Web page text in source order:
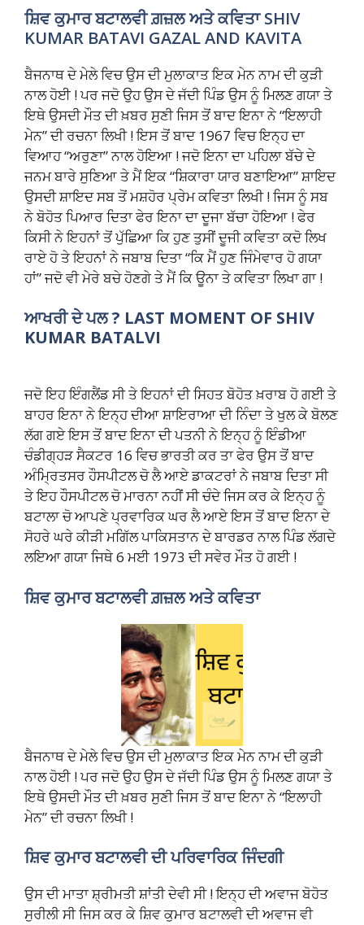
ਸ਼ਿਵ ਕੁਮਾਰ ਬਟਾਲਵੀ ਗ਼ਜ਼ਲ ਅਤੇ ਕਵਿਤਾSHIV
KUMAR BATAVI GAZAL AND KAVITA
ਬੈਜਨਾਥ ਦੇ ਮੇਲੇ ਵਿਚ ਉਸ ਦੀ ਮੁਲਾਕਾਤ ਇਕ ਮੇਨ ਨਾਮ ਦੀ ਕੁੜੀ
ਨਾਲ ਹੋਈ ! ਪਰ ਜਦੋ ਉਹ ਉਸ ਦੇ ਜੱਦੀ ਪਿੰਡ ਉਸ ਨੂੰ ਮਿਲਣ ਗਯਾ ਤੇ
ਇਥੇ ਉਸਦੀ ਮੌਤ ਦੀ ਖ਼ਬਰ ਸੁਣੀ ਜਿਸ ਤੋਂ ਬਾਦ ਇਨਾ ਨੇ “ਇਲਾਹੀ
ਮੇਨ” ਦੀ ਰਚਨਾ ਲਿਖੀ ! ਇਸ ਤੋਂ ਬਾਦ 1967 ਵਿਚ ਇਨ੍ਹ ਦਾ
ਵਿਆਹ “ਅਰੁਣਾ” ਨਾਲ ਹੋਇਆ ! ਜਦੋ ਇਨਾ ਦਾ ਪਹਿਲਾ ਬੱਚੇ ਦੇ
ਜਨਮ ਬਾਰੇ ਸੁਣਿਆ ਤੇ ਮੈਂ ਇਕ “ਸ਼ਿਕਾਰਾ ਯਾਰ ਬਣਾਇਆ” ਸ਼ਾਇਦ
ਉਸਦੀ ਸ਼ਾਇਦ ਸਬ ਤੋਂ ਮਸ਼ਹੋਰ ਪ੍ਰੇਮ ਕਵਿਤਾ ਲਿਖੀ ! ਜਿਸ ਨੂੰ ਸਬ
ਨੇ ਬੋਹੋਤ ਪਿਆਰ ਦਿਤਾ ਫੇਰ ਇਨਾ ਦਾ ਦੂਜਾ ਬੱਚਾ ਹੋਇਆ ! ਫੇਰ
ਕਿਸੀ ਨੇ ਇਹਨਾਂ ਤੋਂ ਪੁੱਛਿਆ ਕਿ ਹੁਣ ਤੁਸੀਂ ਦੂਜੀ ਕਵਿਤਾ ਕਦੋ ਲਿਖ
ਰਾਏ ਹੋ ਤੇ ਇਹਨਾਂ ਨੇ ਜਬਾਬ ਦਿਤਾ “ਕਿ ਮੈਂ ਹੁਣ ਜਿੰਮੇਵਾਰ ਹੋ ਗਯਾ
ਹਾਂ” ਜਦੋ ਵੀ ਮੇਰੇ ਬਚੇ ਹੋਣਗੇ ਤੇ ਮੈਂ ਕਿ ਊਨਾ ਤੇ ਕਵਿਤਾ ਲਿਖਾ ਗਾ !
ਆਖਰੀ ਦੇ ਪਲ ? LAST MOMENT OF SHIV
KUMAR BATALVI
ਜਦੋ ਇਹ ਇੰਗਲੈਂਡ ਸੀ ਤੇ ਇਹਨਾਂ ਦੀ ਸਿਹਤ ਬੋਹੋਤ ਖ਼ਰਾਬ ਹੋ ਗਈ ਤੇ
ਬਾਹਰ ਇਨਾ ਨੇ ਇਨ੍ਹ ਦੀਆ ਸ਼ਾਇਰਾਆ ਦੀ ਨਿੰਦਾ ਤੇ ਖੁਲ ਕੇ ਬੋਲਣ
ਲੱਗ ਗਏ ਇਸ ਤੋਂ ਬਾਦ ਇਨਾ ਦੀ ਪਤਨੀ ਨੇ ਇਨ੍ਹ ਨੂੰ ਇੰਡੀਆ
ਚੰਡੀਗ੍ਹੜ ਸੈਕਟਰ 16 ਵਿਚ ਭਾਰਤੀ ਕਰ ਤਾ ਫੇਰ ਉਸ ਤੋਂ ਬਾਦ
ਅੰਮ੍ਰਿਤਸਰ ਹੌਸਪੀਟਲ ਚੋ ਲੈ ਆਏ ਡਾਕਟਰਾਂ ਨੇ ਜਬਾਬ ਦਿਤਾ ਸੀ
ਤੇ ਇਹ ਹੌਸਪੀਟਲ ਚੋ ਮਾਰਨਾ ਨਹੀਂ ਸੀ ਚੰਦੇ ਜਿਸ ਕਰ ਕੇ ਇਨ੍ਹ ਨੂੰ
ਬਟਾਲਾ ਚੋ ਆਪਣੇ ਪ੍ਰਵਾਰਿਕ ਘਰ ਲੈ ਆਏ ਇਸ ਤੋਂ ਬਾਦ ਇਨਾ ਦੇ
ਸੋਹਰੇ ਘਰੇ ਕੀੜੀ ਮਗਿੱਲ ਪਾਕਿਸਤਾਨ ਦੇ ਬਾਰਡਰ ਨਾਲ ਪਿੰਡ ਲੱਗਦੇ
ਲਇਆ ਗਯਾ ਜਿਥੇ 6 ਮਈ 1973 ਦੀ ਸਵੇਰ ਮੌਤ ਹੋ ਗਈ !
ਸ਼ਿਵ ਕੁਮਾਰ ਬਟਾਲਵੀ ਗ਼ਜ਼ਲ ਅਤੇ ਕਵਿਤਾ
ਬੈਜਨਾਥ ਦੇ ਮੇਲੇ ਵਿਚ ਉਸ ਦੀ ਮੁਲਾਕਾਤ ਇਕ ਮੇਨ ਨਾਮ ਦੀ ਕੁੜੀ
ਨਾਲ ਹੋਈ ! ਪਰ ਜਦੋ ਉਹ ਉਸ ਦੇ ਜੱਦੀ ਪਿੰਡ ਉਸ ਨੂੰ ਮਿਲਣ ਗਯਾ ਤੇ
ਇਥੇ ਉਸਦੀ ਮੌਤ ਦੀ ਖ਼ਬਰ ਸੁਣੀ ਜਿਸ ਤੋਂ ਬਾਦ ਇਨਾ ਨੇ “ਇਲਾਹੀ
ਮੇਨ” ਦੀ ਰਚਨਾ ਲਿਖੀ !
ਸ਼ਿਵ ਕੁਮਾਰ ਬਟਾਲਵੀ ਦੀ ਪਰਿਵਾਰਿਕ ਜਿੰਦਗੀ
ਉਸ ਦੀ ਮਾਤਾ ਸ਼੍ਰੀਮਤੀ ਸ਼ਾਂਤੀ ਦੇਵੀ ਸੀ ! ਇਨ੍ਹ ਦੀ ਅਵਾਜ ਬੋਹੋਤ
ਸੁਰੀਲੀ ਸੀ ਜਿਸ ਕਰ ਕੇ ਸ਼ਿਵ ਕੁਮਾਰ ਬਟਾਲਵੀ ਦੀ ਅਵਾਜ ਵੀ